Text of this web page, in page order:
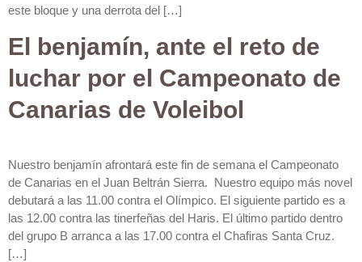
este bloque y una derrota del […]
El benjamín, ante el reto de
luchar por el Campeonato de
Canarias de Voleibol
Nuestro benjamín afrontará este fin de semana el Campeonato
de Canarias en el Juan Beltrán Sierra. Nuestro equipo más novel
debutará a las 11.00 contra el Olímpico. El siguiente partido es a
las 12.00 contra las tinerfeñas del Haris. El último partido dentro
del grupo B arranca a las 17.00 contra el Chafiras Santa Cruz.
[…]